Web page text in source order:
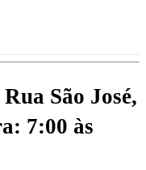
São José,
7:00 às